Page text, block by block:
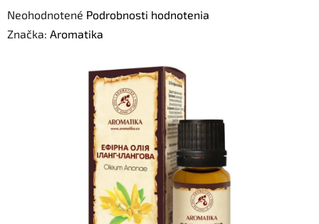
Priemerné
hodnotenie
Neohodnotené Podrobnosti hodnotenia
Značka: Aromatika